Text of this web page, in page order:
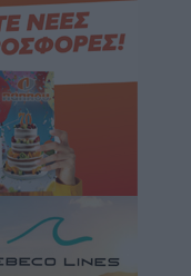
να γίνει
ελληνικής
ταξιδιώτες